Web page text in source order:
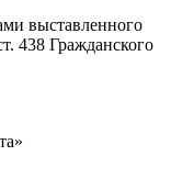
выставленного
438 Гражданского